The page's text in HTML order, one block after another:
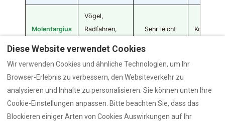
Molentargius
Vögel,
Radfahren,
Sehr leicht Kostenlos
Gorropu
Wandern,
Natur,
Abenteuer
Mittel–schwer
Diese Website verwendet Cookies
Wir verwenden Cookies und ähnliche Technologien, um Ihr
Browser-Erlebnis zu verbessern, den Websiteverkehr zu
analysieren und Inhalte zu personalisieren. Sie können unten Ihre
Cookie-Einstellungen anpassen. Bitte beachten Sie, dass das
Blockieren einiger Arten von Cookies Auswirkungen auf Ihr